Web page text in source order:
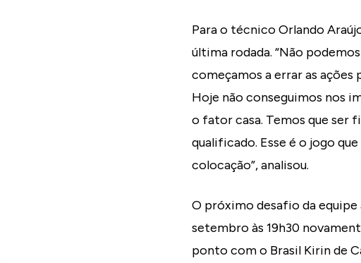
Para o técnico Orlando
última rodada. “Não
começamos a errar as
Hoje não conseguimos nos
o fator casa. Temos que ser
qualificado. Esse é o jogo
colocação”, analisou.
O próximo desafio da equipe
setembro às 19h30
ponto com o Brasil Kirin de